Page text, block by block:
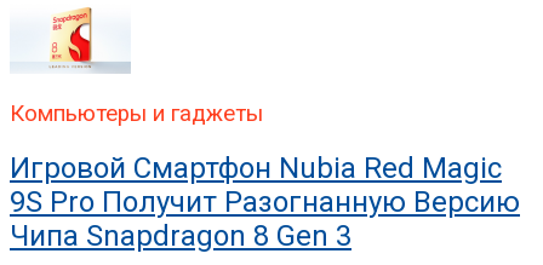
Компьютеры и гаджеты
Игровой Смартфон Nubia Red Magic
9S Pro Получит Разогнанную Версию
Чипа Snapdragon 8 Gen 3